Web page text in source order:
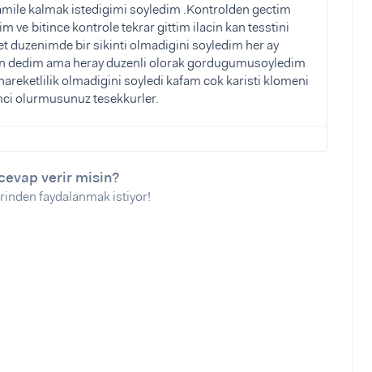
kalmak istedigimi soyledim .Kontrolden gectim
ve bitince kontrole tekrar gittim ilacin kan tesstini
duzenimde bir sikinti olmadigini soyledim her ay
dedim ama heray duzenli olorak gordugumusoyledim
olmadigini soyledi kafam cok karisti klomeni
olurmusunuz tesekkurler.
verir misin?
faydalanmak istiyor!